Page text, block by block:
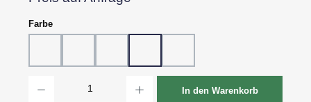
Farbeauswählen
In den Warenkorb